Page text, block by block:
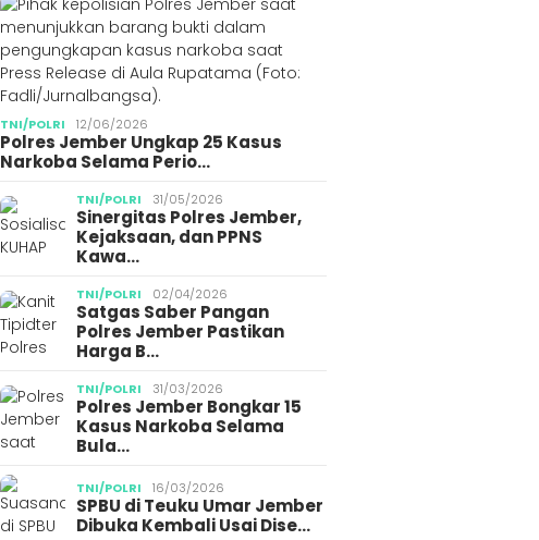
TNI/POLRI 12/06/2026
Polres Jember Ungkap 25 Kasus
Narkoba Selama Perio…
TNI/POLRI 31/05/2026
Sinergitas Polres Jember,
Kejaksaan, dan PPNS
Kawa…
TNI/POLRI 02/04/2026
Satgas Saber Pangan
Polres Jember Pastikan
Harga B…
TNI/POLRI 31/03/2026
Polres Jember Bongkar 15
Kasus Narkoba Selama
Bula…
TNI/POLRI 16/03/2026
SPBU di Teuku Umar Jember
Dibuka Kembali Usai Dise…